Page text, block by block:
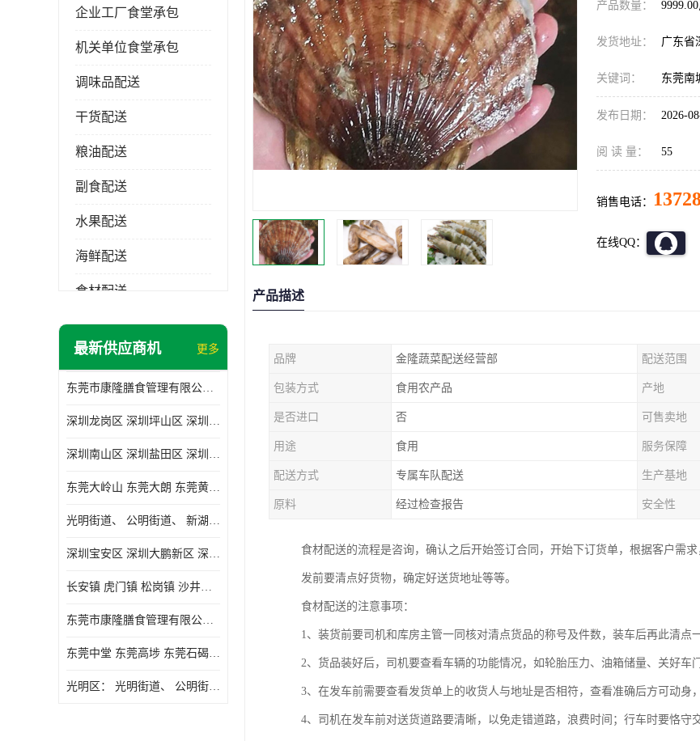
企业工厂食堂承包
机关单位食堂承包
调味品配送
干货配送
粮油配送
副食配送
水果配送
海鲜配送
食材配送
最新供应商机 更多
东莞市康隆膳食管理有限公司主要经营蔬菜配送 东莞食堂承包 光明蔬菜配送 深圳市食堂承包 深圳市蔬菜配送等业务 欢迎咨询了解
深圳龙岗区 深圳坪山区 深圳光明区 深圳龙华区
深圳南山区 深圳盐田区 深圳福田区 深圳罗湖区 深圳龙岗区
东莞大岭山 东莞大朗 东莞黄江 东莞樟木头 蔬菜配送
光明街道、 公明街道、 新湖街道、
深圳宝安区 深圳大鹏新区 深圳特别合作区
长安镇 虎门镇 松岗镇 沙井镇 公明镇 莞城街道 南城街道 东城街道 万江街道 石碣镇 石龙镇 茶山镇 石排镇 企石镇 横沥镇
东莞市康隆膳食管理有限公司 长安蔬菜配送 虎门蔬菜配送 大岭山蔬菜配送
东莞中堂 东莞高埗 东莞石碣 东莞望牛墩 东莞洪梅 东莞道滘 东莞石龙镇 东莞石排镇
光明区： 光明街道、 公明街道、 新湖街道、 凤凰街道、 玉塘街道、 马田街道
产品数量：
发货地址： 广东省
关键词： 东莞南
发布日期： 2026-
阅 读 量： 55
销售电话：
在线QQ：
产品描述
品牌 金隆蔬菜配送经营部 配送范围
包装方式 食用农产品 产地
是否进口 否 可售卖地
用途 食用 服务保障
配送方式 专属车队配送 生产基地
原料 经过检查报告 安全性
食材配送的流程是咨询，确认之后开始签订合同，开始下订货单，根据客户需
发前要清点好货物，确定好送货地址等等。
食材配送的注意事项：
1、装货前要司机和库房主管一同核对清点货品的称号及件数，装车后再此清点
2、货品装好后，司机要查看车辆的功能情况，如轮胎压力、油箱储量、关好车门
3、在发车前需要查看发货单上的收货人与地址是否相符，查看准确后方可动身
4、司机在发车前对送货道路要清晰，以免走错道路，浪费时间；行车时要恪